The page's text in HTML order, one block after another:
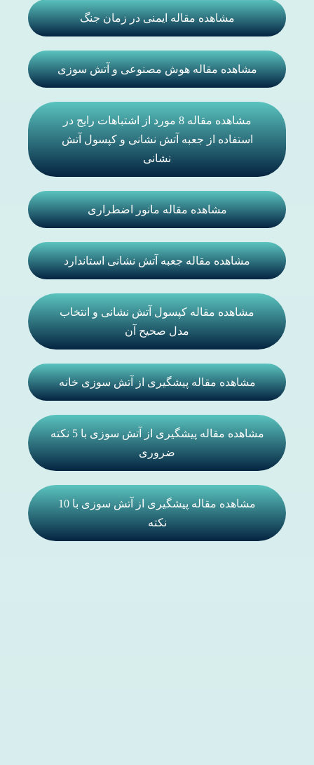
مشاهده مقاله ایمنی در زمان جنگ
مشاهده مقاله هوش مصنوعی و آتش سوزی
مشاهده مقاله 8 مورد از اشتباهات رایج در
استفاده از جعبه آتش نشانی و کپسول آتش
نشانی
مشاهده مقاله مانور اضطراری
مشاهده مقاله جعبه آتش نشانی استاندارد
مشاهده مقاله کپسول آتش نشانی و انتخاب
مدل صحیح آن
مشاهده مقاله پیشگیری از آتش سوزی خانه
مشاهده مقاله پیشگیری از آتش سوزی با 5 نکته
ضروری
مشاهده مقاله پیشگیری از آتش سوزی با 10
نکته